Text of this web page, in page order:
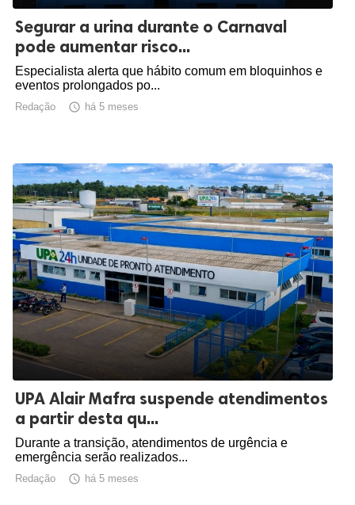
Segurar a urina durante o Carnaval
pode aumentar risco...
Especialista alerta que hábito comum em bloquinhos e
eventos prolongados po...
Redação  há 5 meses
UPA Alair Mafra suspende atendimentos
a partir desta qu...
Durante a transição, atendimentos de urgência e
emergência serão realizados...
Redação  há 5 meses